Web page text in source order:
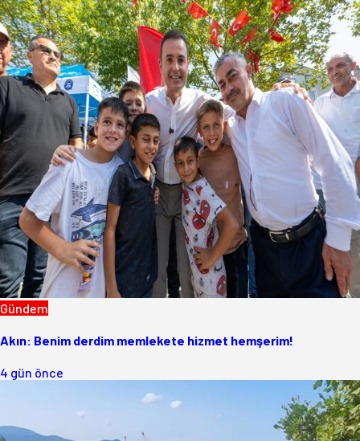
Gündem
Akın: Benim derdim memlekete hizmet hemşerim!
4 gün önce